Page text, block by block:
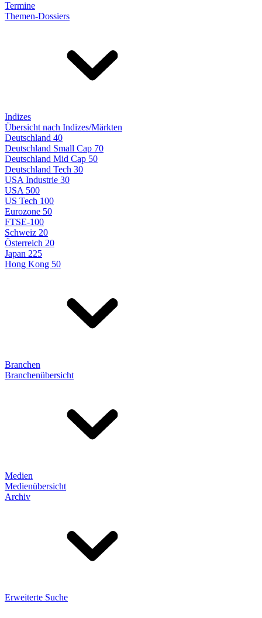
Termine
Themen-Dossiers
Indizes
Übersicht nach Indizes/Märkten
Deutschland 40
Deutschland Small Cap 70
Deutschland Mid Cap 50
Deutschland Tech 30
USA Industrie 30
USA 500
US Tech 100
Eurozone 50
FTSE-100
Schweiz 20
Österreich 20
Japan 225
Hong Kong 50
Branchen
Branchenübersicht
Medien
Medienübersicht
Archiv
Erweiterte Suche